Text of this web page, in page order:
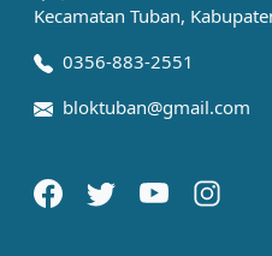
Kecamatan Tuban,
0356-883-2551
bloktuban@gmail.com